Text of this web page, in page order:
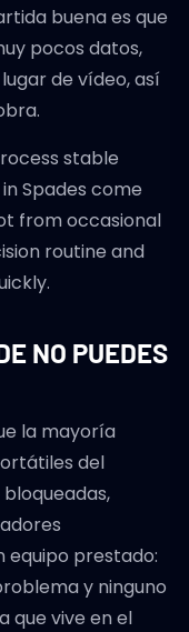
buena es que
pocos datos,
de vídeo, así
stable
Spades come
from occasional
routine and
NO PUEDES
la mayoría
del
equipo prestado:
y ninguno
que vive en el